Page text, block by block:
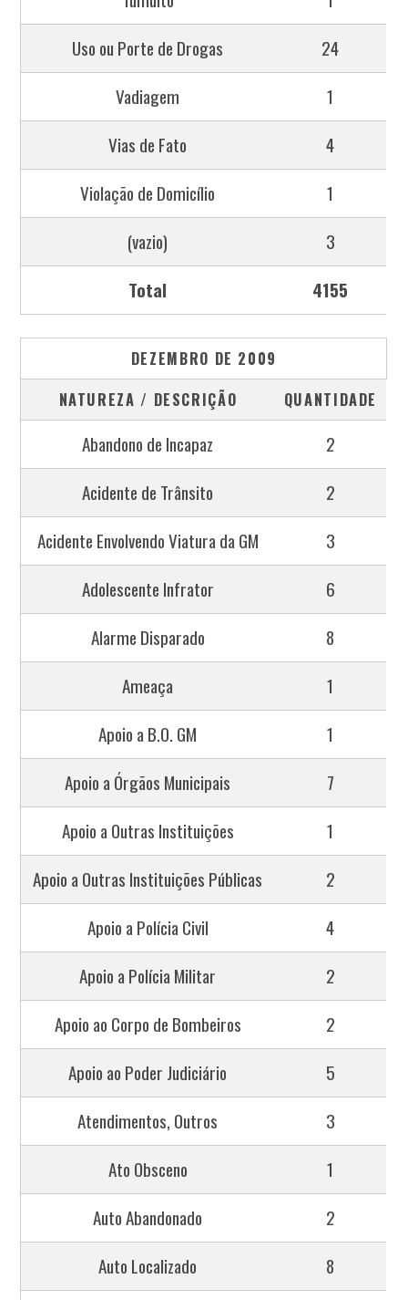
Uso ou Porte de Drogas
24
Vadiagem
1
Vias de Fato
4
Violação de Domicílio
1
(vazio)
3
Total
4155
DEZEMBRO DE 2009
NATUREZA / DESCRIÇÃO
QUANTIDADE
Abandono de Incapaz
2
Acidente de Trânsito
2
Acidente Envolvendo Viatura da GM
3
Adolescente Infrator
6
Alarme Disparado
8
Ameaça
1
Apoio a B.O. GM
1
Apoio a Órgãos Municipais
7
Apoio a Outras Instituições
1
Apoio a Outras Instituições Públicas
2
Apoio a Polícia Civil
4
Apoio a Polícia Militar
2
Apoio ao Corpo de Bombeiros
2
Apoio ao Poder Judiciário
5
Atendimentos, Outros
3
Ato Obsceno
1
Auto Abandonado
2
Auto Localizado
8